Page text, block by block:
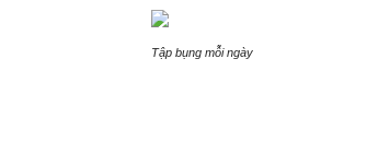
Tập bụng mỗi ngày